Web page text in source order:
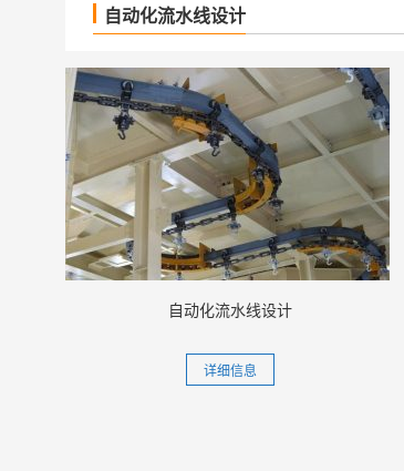
自动化流水线设计
自动化流水线设计
详细信息